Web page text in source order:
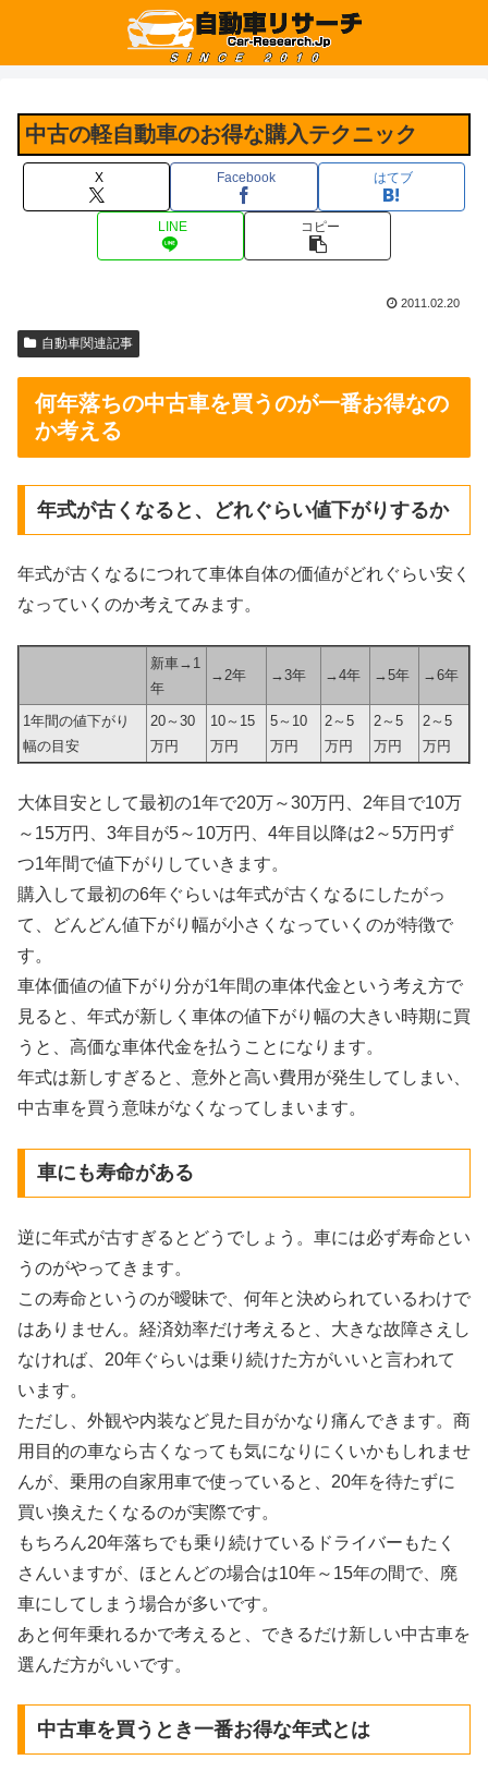
中古の軽自動車のお得な購入テクニック
X Facebook はてブ
LINE コピー
2011.02.20
自動車関連記事
何年落ちの中古車を買うのが一番お得なの
か考える
年式が古くなると、どれぐらい値下がりするか
年式が古くなるにつれて車体自体の価値がどれぐらい安く
なっていくのか考えてみます。
新車→1
年
→2年 →3年 →4年 →5年 →6年
1年間の値下がり
幅の目安
20～30
万円
10～15
万円
5～10
万円
2～5
万円
2～5
万円
2～5
万円
大体目安として最初の1年で20万～30万円、2年目で10万
～15万円、3年目が5～10万円、4年目以降は2～5万円ず
つ1年間で値下がりしていきます。
購入して最初の6年ぐらいは年式が古くなるにしたがっ
て、どんどん値下がり幅が小さくなっていくのが特徴で
す。
車体価値の値下がり分が1年間の車体代金という考え方で
見ると、年式が新しく車体の値下がり幅の大きい時期に買
うと、高価な車体代金を払うことになります。
年式は新しすぎると、意外と高い費用が発生してしまい、
中古車を買う意味がなくなってしまいます。
車にも寿命がある
逆に年式が古すぎるとどうでしょう。車には必ず寿命とい
うのがやってきます。
この寿命というのが曖昧で、何年と決められているわけで
はありません。経済効率だけ考えると、大きな故障さえし
なければ、20年ぐらいは乗り続けた方がいいと言われて
います。
ただし、外観や内装など見た目がかなり痛んできます。商
用目的の車なら古くなっても気になりにくいかもしれませ
んが、乗用の自家用車で使っていると、20年を待たずに
買い換えたくなるのが実際です。
もちろん20年落ちでも乗り続けているドライバーもたく
さんいますが、ほとんどの場合は10年～15年の間で、廃
車にしてしまう場合が多いです。
あと何年乗れるかで考えると、できるだけ新しい中古車を
選んだ方がいいです。
中古車を買うとき一番お得な年式とは